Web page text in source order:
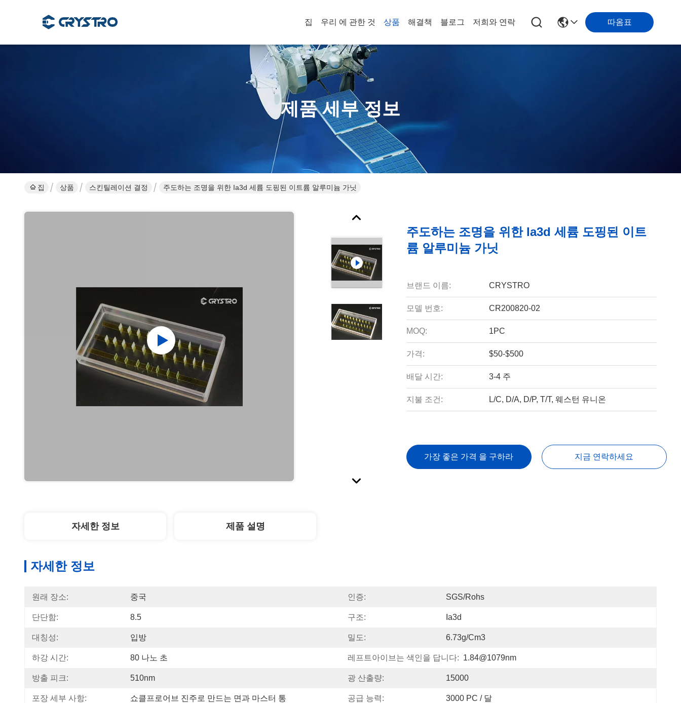
집 우리 에 관한 것 상품 해결책 블로그 저희와 연락 따옴표
제품 세부 정보
집 상품 스킨틸레이션 결정 주도하는 조명을 위한 Ia3d 세륨 도핑된 이트륨 알루미늄 가닛
주도하는 조명을 위한 Ia3d 세륨 도핑된 이트
륨 알루미늄 가닛
브랜드 이름: CRYSTRO
모델 번호: CR200820-02
MOQ: 1PC
가격: $50-$500
배달 시간: 3-4 주
지불 조건: L/C, D/A, D/P, T/T, 웨스턴 유니온
가장 좋은 가격 을 구하라 지금 연락하세요
자세한 정보 제품 설명
자세한 정보
원래 장소: 중국 인증: SGS/Rohs
단단함: 8.5 구조: Ia3d
대칭성: 입방 밀도: 6.73g/cm3
하강 시간: 80 나노 초 레프트아이브는 색인을 답니다: 1.84@1079nm
방출 피크: 510nm 광 산출량: 15000
포장 세부 사항: 쇼클프로어브 진주로 만드는 면과 마스터 통 공급 능력: 3000 PC / 달